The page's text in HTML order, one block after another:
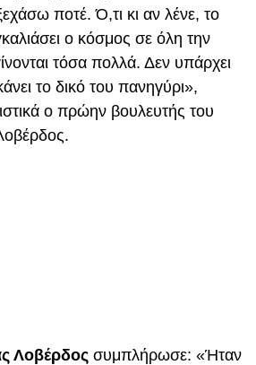
ποτέ. Ό,τι κι αν λένε, το
ο κόσμος σε όλη την
τόσα πολλά. Δεν υπάρχει
το δικό του πανηγύρι»,
ο πρώην βουλευτής του
Λοβέρδος συμπλήρωσε: «Ήταν